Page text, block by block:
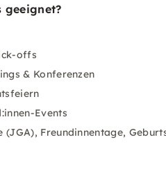
geeignet?
offs
& Konferenzen
Events
(JGA), Freundinnentage,